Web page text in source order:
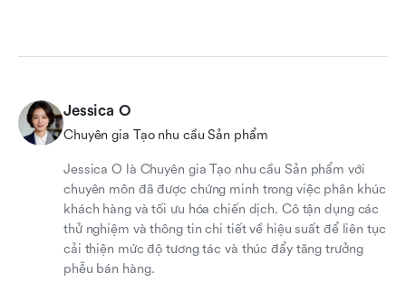
Jessica O
Chuyên gia Tạo nhu cầu Sản phẩm
Jessica O là Chuyên gia Tạo nhu cầu Sản phẩm với
chuyên môn đã được chứng minh trong việc phân khúc
khách hàng và tối ưu hóa chiến dịch. Cô tận dụng các
thử nghiệm và thông tin chi tiết về hiệu suất để liên tục
cải thiện mức độ tương tác và thúc đẩy tăng trưởng
phễu bán hàng.